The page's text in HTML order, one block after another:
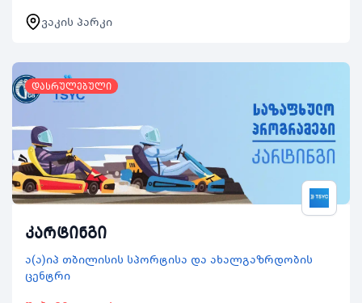
პარკის კორტებით ასობით ახალგაზრდა
ისარგებლებს აქტივობაში ჩართვის
შემთხვევაში რეგისტრირებულ…
ვაკის პარკი
დასრულებული
კარტინგი
ა(ა)იპ თბილისის სპორტისა და ახალგაზრდობის
ცენტრი